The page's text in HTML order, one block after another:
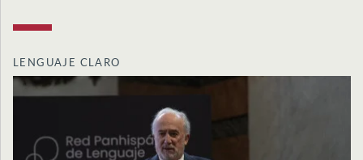
LENGUAJE CLARO